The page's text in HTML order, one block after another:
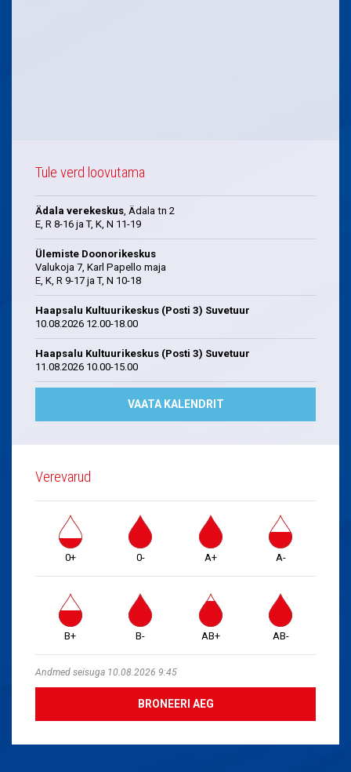
Tule verd loovutama
Ädala verekeskus, Ädala tn 2
E, R 8-16 ja T, K, N 11-19
Ülemiste Doonorikeskus
Valukoja 7, Karl Papello maja
E, K, R 9-17 ja T, N 10-18
Haapsalu Kultuurikeskus (Posti 3) Suvetuur
10.08.2026 12.00-18.00
Haapsalu Kultuurikeskus (Posti 3) Suvetuur
11.08.2026 10.00-15.00
VAATA KALENDRIT
Verevarud
0+ 0- A+ A-
B+ B- AB+ AB-
Andmed seisuga 10.08.2026 9:45
BRONEERI AEG